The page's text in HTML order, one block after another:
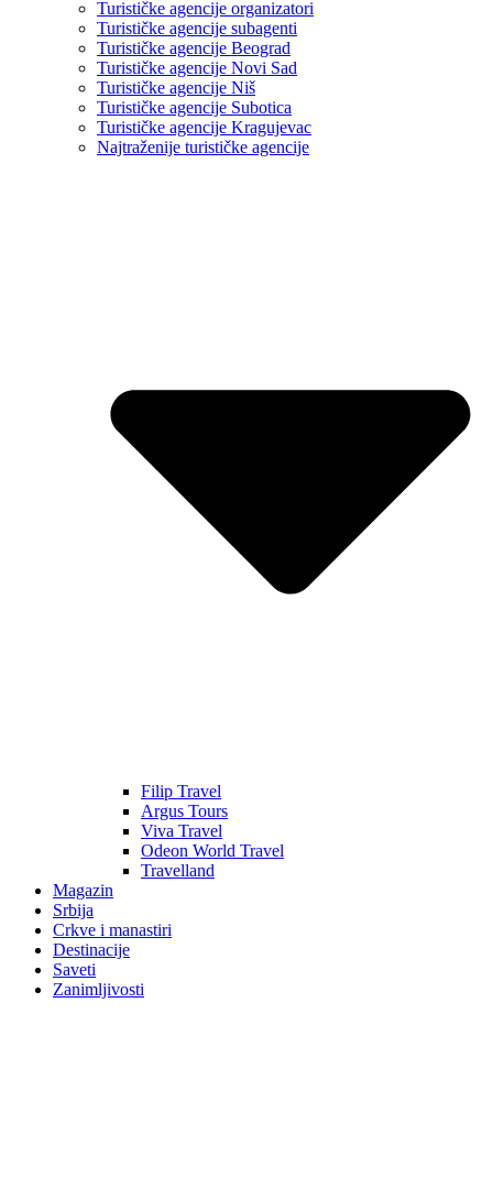
Turističke agencije organizatori
Turističke agencije subagenti
Turističke agencije Beograd
Turističke agencije Novi Sad
Turističke agencije Niš
Turističke agencije Subotica
Turističke agencije Kragujevac
Najtraženije turističke agencije
Filip Travel
Argus Tours
Viva Travel
Odeon World Travel
Travelland
Magazin
Srbija
Crkve i manastiri
Destinacije
Saveti
Zanimljivosti